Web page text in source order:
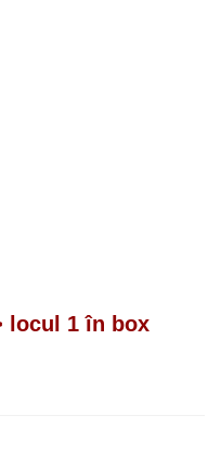
locul 1 în box